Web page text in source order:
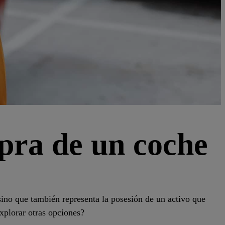
de un coche
que también representa la posesión de un activo que
otras opciones?
VIP10